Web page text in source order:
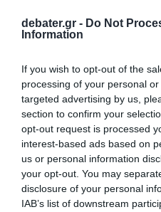
debater.gr - Do Not
Information
If you wish to opt-out of the
processing of your personal
targeted advertising by us,
section to confirm your
opt-out request is processed
interest-based ads based on
us or personal information
your opt-out. You may
disclosure of your personal
IAB’s list of downstream